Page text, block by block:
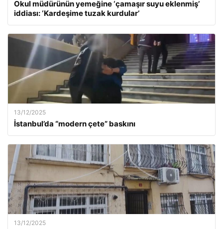
Okul müdürünün yemeğine ‘çamaşır suyu eklenmiş’
iddiası: ‘Kardeşime tuzak kurdular’
13/12/2025
İstanbul’da “modern çete” baskını
13/12/2025